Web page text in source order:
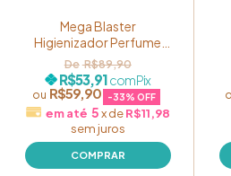
Mega Blaster
Higienizador Perfume
Para Caixa 250ml Aroma
Cheirinho JM 1.0
R$59,90 -33% OFF
R$89,90
R$53,91comPix
5xdeR$11,98
sem juros